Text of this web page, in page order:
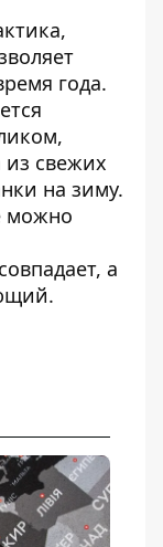
года.
,
из свежих
на зиму.
можно
а